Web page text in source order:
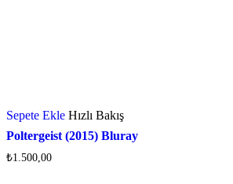
Sepete Ekle Hızlı Bakış
Poltergeist (2015) Bluray
₺1.500,00